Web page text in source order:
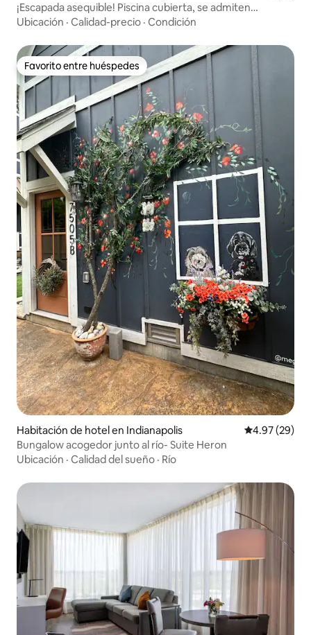
¡Escapada asequible! Piscina cubierta, se admiten
mascotas
Ubicación · Calidad-precio · Condición
Favorito entre huéspedes
Favorito entre huéspedes
Habitación de hotel en Indianapolis Calificación
4.97 (29)
Bungalow acogedor junto al río- Suite Heron
Ubicación · Calidad del sueño · Río